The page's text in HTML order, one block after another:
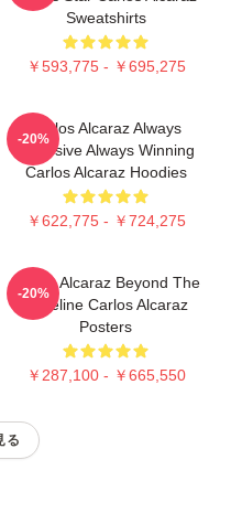
Sweatshirts
￥593,775 - ￥695,275
Carlos Alcaraz Always
Explosive Always Winning
Carlos Alcaraz Hoodies
￥622,775 - ￥724,275
-20%
Carlos Alcaraz Beyond The
Baseline Carlos Alcaraz
Posters
￥287,100 - ￥665,550
-20%
る